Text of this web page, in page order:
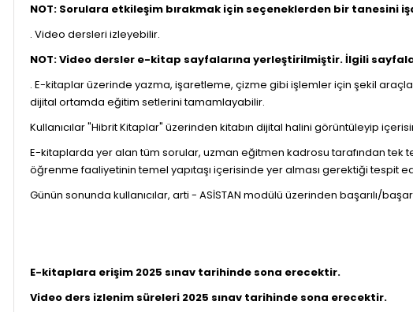
NOT: Sorulara etkileşim bırakmak için seçeneklerden bir tanesini
. Video dersleri izleyebilir.
NOT: Video dersler e-kitap sayfalarına yerleştirilmiştir. İlgili
. E-kitaplar üzerinde yazma, işaretleme, çizme gibi işlemler için şekil
dijital ortamda eğitim setlerini tamamlayabilir.
Kullanıcılar "Hibrit Kitaplar" üzerinden kitabın dijital halini görüntüleyip
E-kitaplarda yer alan tüm sorular, uzman eğitmen kadrosu tarafından
öğrenme faaliyetinin temel yapıtaşı içerisinde yer alması gerektiği tespit
Günün sonunda kullanıcılar, arti - ASİSTAN modülü üzerinden başarılı/
E-kitaplara erişim 2025 sınav tarihinde sona erecektir.
Video ders izlenim süreleri 2025 sınav tarihinde sona erecektir.